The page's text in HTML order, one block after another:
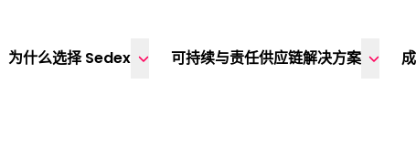
为什么选择 Sedex
可持续与责任供应链解决方案